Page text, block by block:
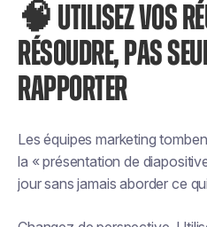
🧠 UTILISEZ VOS
RÉSOUDRE, PAS
RAPPORTER
Les équipes marketing
la « présentation de
jour sans jamais aborder ce